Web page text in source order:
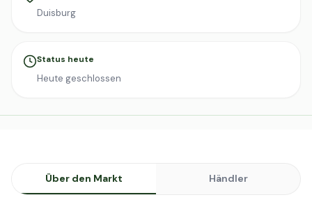
Duisburg
Status heute
Heute geschlossen
Über den Markt Händler